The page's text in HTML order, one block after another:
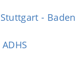
- Baden